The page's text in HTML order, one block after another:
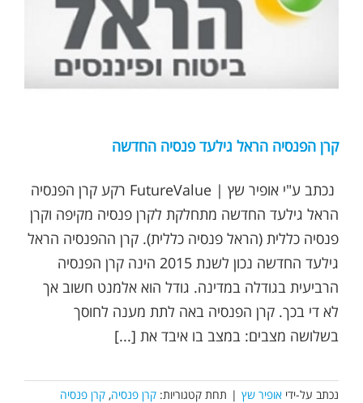
קרן הפנסיה הראל גילעד פנסיה החדשה
נכתב ע"י אופיר שץ | FutureValue רקע קרן הפנסיה
הראל גילעד החדשה מתחלקת לקרן פנסיה מקיפה וקרן
פנסיה כללית (הראל פנסיה כללית). קרן ההפנסיה הראל
גילעד החדשה נכון לשנת 2015 הינה קרן הפנסיה
הרביעית בגודלה במדינה. גודל הוא אלמנט חשוב אך
לא די בכך. קרן הפנסיה באה לתת מענה לחוסך
בשלושה מצבים: במצב בו איבד את [...]
נכתב על-ידי אופיר שץ | תחת קטגוריות: קרן פנסיה, קרן פנסיה